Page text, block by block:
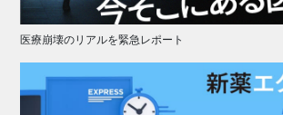
医療崩壊のリアルを緊急レポート